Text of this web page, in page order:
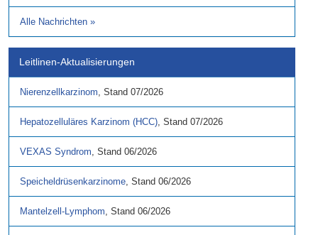
Alle Nachrichten »
Leitlinen-Aktualisierungen
Nierenzellkarzinom, Stand 07/2026
Hepatozelluläres Karzinom (HCC), Stand 07/2026
VEXAS Syndrom, Stand 06/2026
Speicheldrüsenkarzinome, Stand 06/2026
Mantelzell-Lymphom, Stand 06/2026